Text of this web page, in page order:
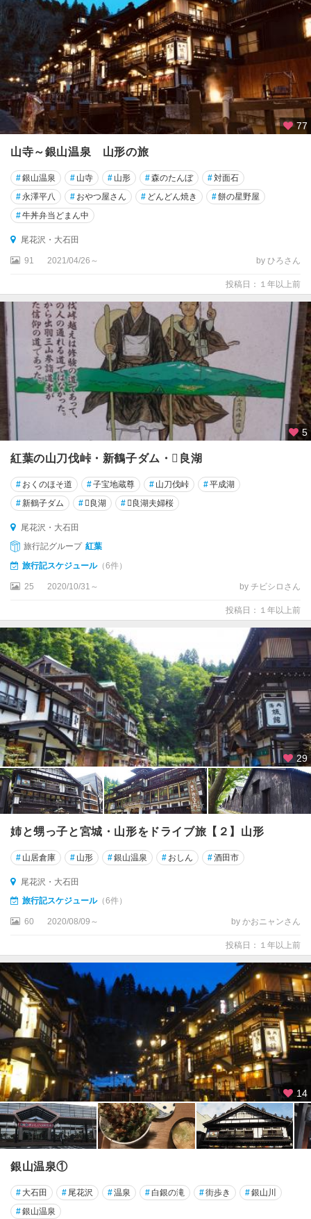
77
山寺～銀山温泉 山形の旅
#銀山温泉 # 山寺 # 山形 #森のたんぼ #対面石
#永澤平八 # おやつ屋さん # どんどん焼き #餅の星野屋
#牛丼弁当どまん中
尾花沢・大石田
91 2021/04/26～ by ひろさん
投稿日：１年以上前
5
紅葉の山刀伐峠・新鶴子ダム・良湖
# おくのほそ道 #子宝地蔵尊 # 山刀伐峠 #平成湖
#新鶴子ダム # 良湖 # 良湖夫婦桜
尾花沢・大石田
旅行記グループ 紅葉
旅行記スケジュール（6件）
25 2020/10/31～ by チビシロさん
投稿日：１年以上前
29
姉と甥っ子と宮城・山形をドライブ旅【２】山形
# 山居倉庫 # 山形 #銀山温泉 # おしん #酒田市
尾花沢・大石田
旅行記スケジュール（6件）
60 2020/08/09～ by かおニャンさん
投稿日：１年以上前
14
銀山温泉①
# 大石田 # 尾花沢 #温泉 # 白銀の滝 #街歩き #銀山川
#銀山温泉